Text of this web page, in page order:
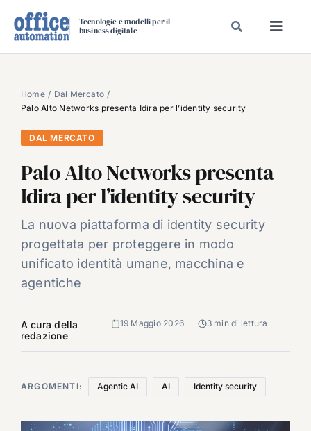
Tecnologie e modelli per il
business digitale
SPECIAL PAPER
TAVOLE ROTONDE DI REDAZIONE
DAL MERCATO
CARRIERE
VIDEO
EVENTI
CHI SIAMO
Home
Dal Mercato
Palo Alto Networks presenta Idira per l’identity security
DAL MERCATO
Palo Alto Networks presenta
Idira per l’identity security
La nuova piattaforma di identity security
progettata per proteggere in modo
unificato identità umane, macchina e
agentiche
A cura della
redazione
19 Maggio 2026 3 min di lettura
ARGOMENTI: Agentic AI AI Identity security